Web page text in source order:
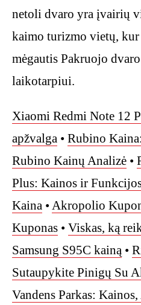
netoli dvaro yra įvairių
kaimo turizmo vietų,
mėgautis Pakruojo
laikotarpiui.
Xiaomi Redmi Note 12
apžvalga • Rubino
Rubino Kainų Analizė •
Plus: Kainos ir
Kaina •Akropolio
Kuponas • Viskas, ką
Samsung S95C kainą •
Sutaupykite Pinigų Su
Vandens Parkas: